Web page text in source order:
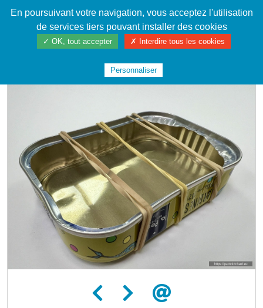
Cahier de textes patrickRICHARD
INSTRUMENTS DE MUSIQUE
#SARDINES2024
En poursuivant votre navigation, vous acceptez l'utilisation
de services tiers pouvant installer des cookies
✓ OK, tout accepter ✗ Interdire tous les cookies
Personnaliser